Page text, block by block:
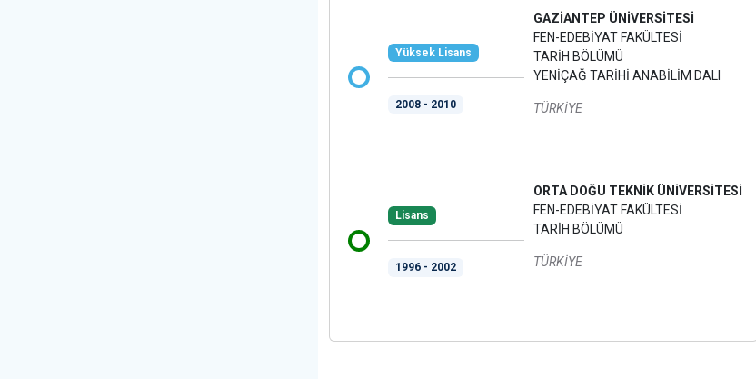
Yüksek Lisans
2008 - 2010
GAZİANTEP ÜNİVERSİTESİ
FEN-EDEBİYAT FAKÜLTESİ
TARİH BÖLÜMÜ
YENİÇAĞ TARİHİ ANABİLİM DALI
TÜRKİYE
Lisans
1996 - 2002
ORTA DOĞU TEKNİK ÜNİVERSİTESİ
FEN-EDEBİYAT FAKÜLTESİ
TARİH BÖLÜMÜ
TÜRKİYE